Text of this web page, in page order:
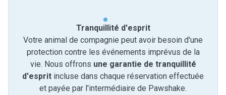
Tranquillité d'esprit
Votre animal de compagnie peut avoir besoin d'une
protection contre les événements imprévus de la
vie. Nous offrons une garantie de tranquillité
d'esprit incluse dans chaque réservation effectuée
et payée par l'intermédiaire de Pawshake.